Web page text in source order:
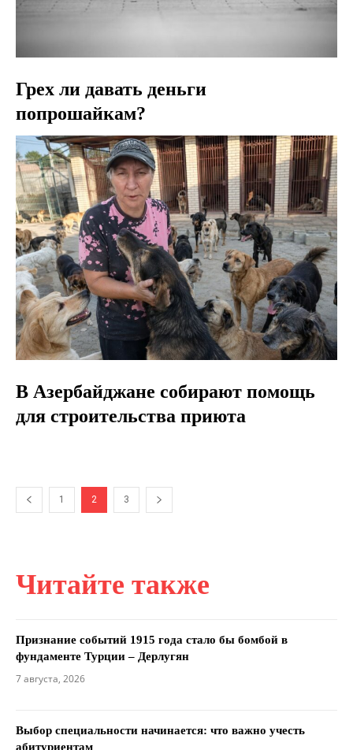
Грех ли давать деньги
попрошайкам?
В Азербайджане собирают помощь
для строительства приюта
1 2 3
Читайте также
Признание событий 1915 года стало бы бомбой в
фундаменте Турции – Дерлугян
7 августа, 2026
Выбор специальности начинается: что важно учесть
абитуриентам